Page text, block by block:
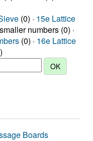
(0) · 15e Lattice
numbers (0) ·
(0) · 16e Lattice
Boards